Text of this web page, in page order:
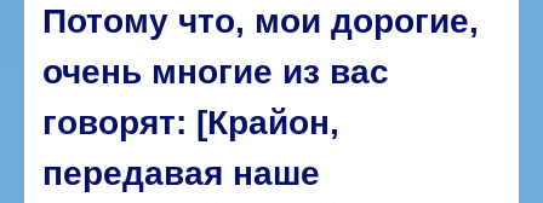
Потому что, мои дорогие,
очень многие из вас
говорят: [Крайон,
передавая наше